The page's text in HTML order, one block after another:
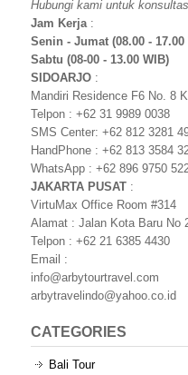
Hubungi kami untuk
Jam Kerja:
Senin - Jumat (08.00 - 17.00
Sabtu (08-00 - 13.00 WIB)
SIDOARJO :
Mandiri Residence F6 No. 8
Telpon : +62 31 9989 0038
SMS Center: +62 812 3281
HandPhone : +62 813 3584
WhatsApp : +62 896 9750
JAKARTA PUSAT :
VirtuMax Office Room #314
Alamat : Jalan Kota Baru No
Telpon : +62 21 6385 4430
Email :
info@arbytourtravel.com
arbytravelindo@yahoo.co.id
CATEGORIES
Bali Tour